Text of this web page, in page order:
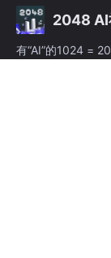
2048 AI
有“AI”的1024 =